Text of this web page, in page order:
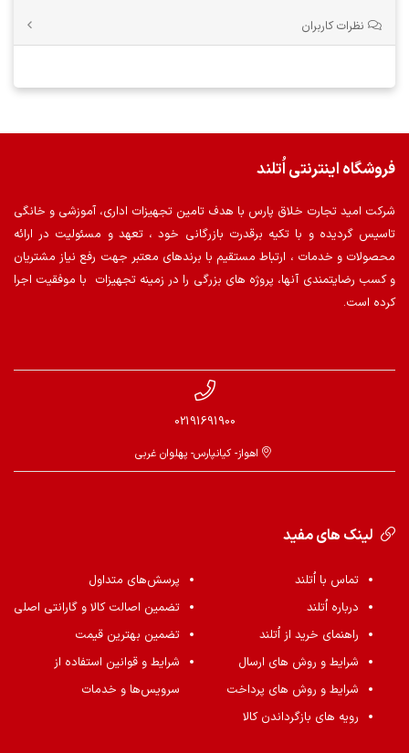
نظرات کاربران
فروشگاه اینترنتی اُتلند
شرکت امید تجارت خلاق پارس با هدف تامین تجهیزات اداری، آموزشی و خانگی
تاسیس گردیده و با تکیه برقدرت بازرگانی خود ، تعهد و مسئولیت در ارائه
محصولات و خدمات ، ارتباط مستقیم با برندهای معتبر جهت رفع نیاز مشتریان
و کسب رضایتمندی آنها، پروژه های بزرگی را در زمینه تجهیزات با موفقیت اجرا
کرده است.
02191691900
اهواز- کیانپارس- پهلوان غربی
لینک های مفید
تماس با اُتلند
درباره اُتلند
راهنمای خرید از اُتلند
شرایط و روش های ارسال
شرایط و روش های پرداخت
رویه های بازگرداندن کالا
پرسش‌های متداول
تضمین اصالت کالا و گارانتی اصلی
تضمین بهترین قیمت
شرایط و قوانین استفاده از
سرویس‌ها و خدمات